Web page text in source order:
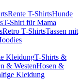
Rente T-ShirtsHunde
T-Shirt für Mama
Retro T-ShirtsTassen mit
KleidungT-Shirts &
& WestenHosen &
Kleidung